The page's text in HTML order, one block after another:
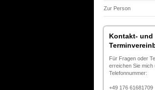
Zur Person
Kontakt- und
Für Fragen oder
erreichen Sie mich
Telefonnummer:
+49 176 61681709